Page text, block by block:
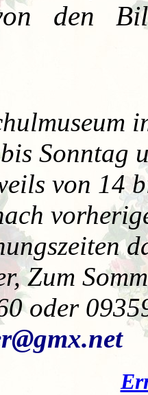
den
Sonntag
von 14
Zum
oder